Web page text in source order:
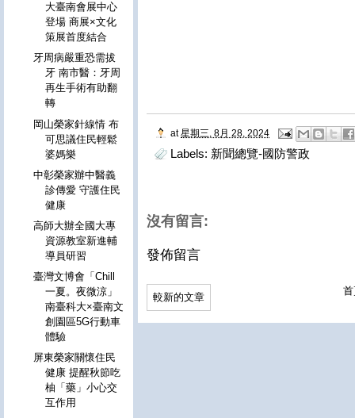
at 星期三, 8月 28, 2024
Labels: 新聞總覽-國防警政
沒有留言:
發佈留言
較新的文章
大臺南會展中心
登場 商展×文化
策展首度結合
牙周病嚴重恐需拔
牙 南市醫：牙周
再生手術有助翻
轉
岡山榮家針線情 布
可思議住民輕鬆
婆媽樂
中彰榮家辦中醫義
診傳愛 守護住民
健康
高師大辦全國大專
資源教室新進輔
導員研習
臺灣文博會「Chill
一夏。夜微涼」
南臺科大×臺南文
創園區5G行動車
體驗
屏東榮家關懷住民
健康 提醒秋節吃
柚「藥」小心交
互作用